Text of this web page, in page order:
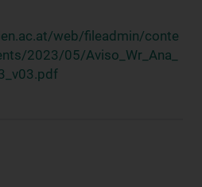
web/fileadmin/conte
2023/05/Aviso_Wr_Ana_